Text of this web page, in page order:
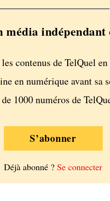
média
les contenus de TelQuel
en numérique avant sa
1000 numéros de
S’abonner
Déjà abonné ? Se connecter